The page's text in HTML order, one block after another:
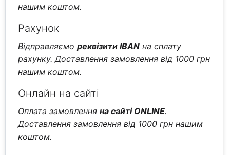
нашим коштом.
Рахунок
Відправляємореквізити IBAN на сплату
рахунку. Доставлення замовлення від 1000 грн
нашим коштом.
Онлайн на сайті
Оплата замовленняна сайті ONLINE.
Доставлення замовлення від 1000 грн нашим
коштом.